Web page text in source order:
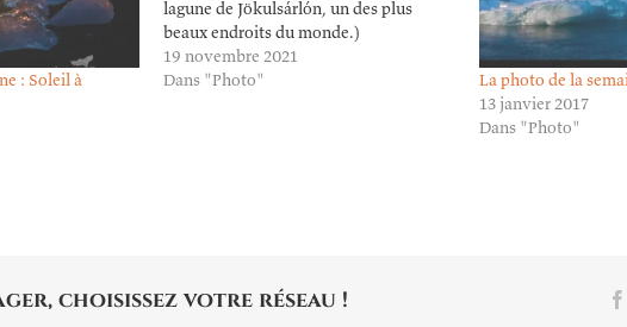
: Soleil à
lagune de Jökulsárlón, un des plus
beaux endroits du monde.)
19 novembre 2021
Dans "Photo"
La photo de la
13 janvier 2017
Dans "Photo"
choisissez votre réseau !